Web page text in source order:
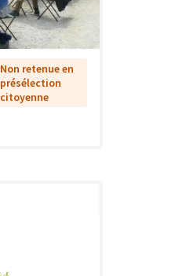
Non retenue en
présélection
citoyenne